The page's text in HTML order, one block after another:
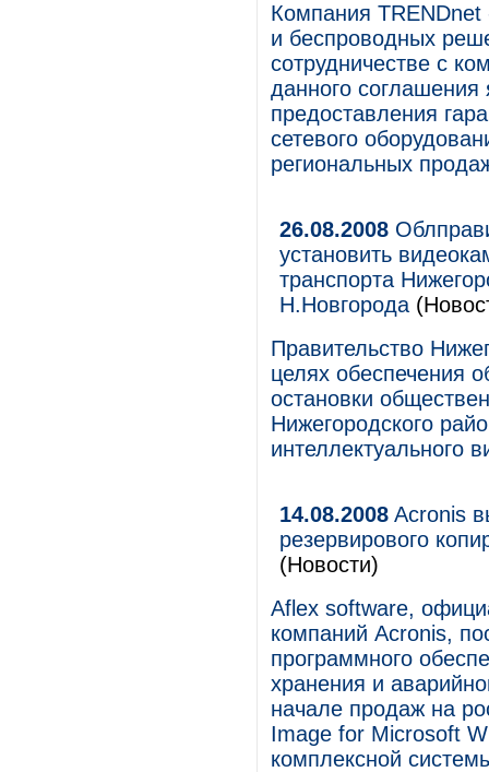
Компания TRENDnet
и беспроводных
сотрудничестве с
данного соглашения
предоставления
сетевого
региональных
26.08.2008
установить
транспорта
Н.Новгорода
Правительство
целях обеспечения
остановки
Нижегородского
интеллектуального
14.08.2008 Acronis
резервирового
(Новости)
Aflex software,
компаний Acronis,
программного
хранения и
начале продаж на
Image for Microsoft
комплексной